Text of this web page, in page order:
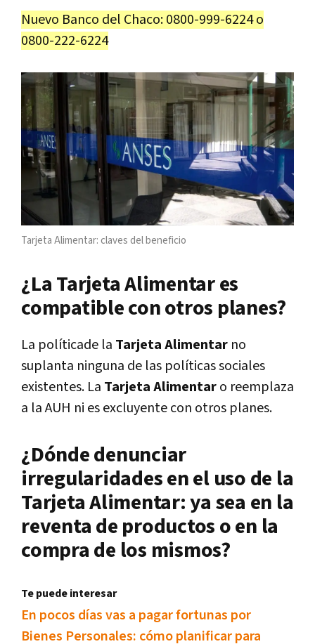
Nuevo Banco del Chaco: 0800-999-6224 o
0800-222-6224
Tarjeta Alimentar: claves del beneficio
¿La Tarjeta Alimentar es
compatible con otros planes?
La políticade la Tarjeta Alimentar no
suplanta ninguna de las políticas sociales
existentes. La Tarjeta Alimentaro reemplaza
a la AUH ni es excluyente con otros planes.
¿Dónde denunciar
irregularidades en el uso de la
Tarjeta Alimentar: ya sea en la
reventa de productos o en la
compra de los mismos?
Te puede interesar
En pocos días vas a pagar fortunas por
Bienes Personales: cómo planificar para